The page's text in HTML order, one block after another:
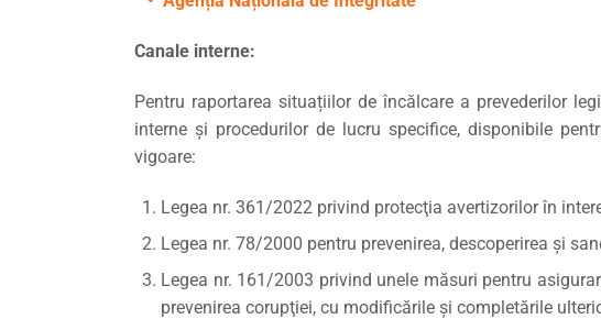
Canale interne:
Pentru raportarea situațiilor de încălcare a prevederilor
interne și procedurilor de lucru specifice, disponibile
vigoare:
Legea nr. 361/2022 privind protecţia avertizorilor în
Legea nr. 78/2000 pentru prevenirea, descoperirea şi
Legea nr. 161/2003 privind unele măsuri pentru
prevenirea corupţiei, cu modificările şi completările